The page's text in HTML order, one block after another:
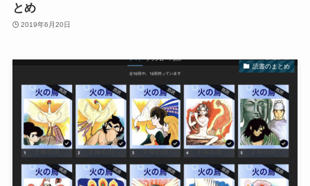
とめ
2019年6月20日
読書のまとめ